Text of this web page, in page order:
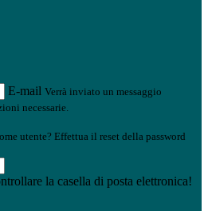
E-mail Verrà inviato un messaggio
necessarie.
utente? Effettua il reset della password
la casella di posta elettronica!